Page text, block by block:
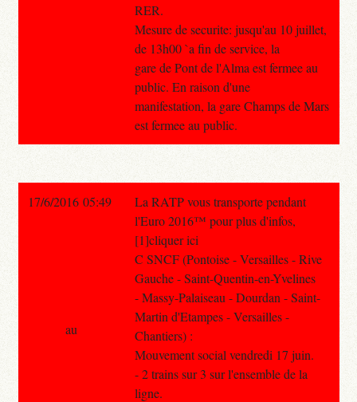
RER.
Mesure de securite: jusqu'au 10 juillet,
de 13h00 `a fin de service, la
gare de Pont de l'Alma est fermee au
public. En raison d'une
manifestation, la gare Champs de Mars
est fermee au public.
17/6/2016 05:49
La RATP vous transporte pendant
l'Euro 2016™ pour plus d'infos,
[1]cliquer ici
C SNCF (Pontoise - Versailles - Rive
Gauche - Saint-Quentin-en-Yvelines
- Massy-Palaiseau - Dourdan - Saint-
Martin d'Etampes - Versailles -
Chantiers) :
Mouvement social vendredi 17 juin.
- 2 trains sur 3 sur l'ensemble de la
ligne.
au